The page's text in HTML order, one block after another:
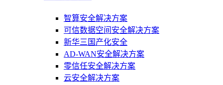
智算安全解决方案
可信数据空间安全解决方案
新华三国产化安全
AD-WAN安全解决方案
零信任安全解决方案
云安全解决方案